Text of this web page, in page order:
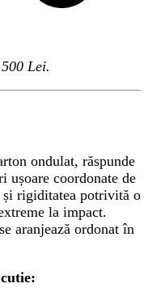
Lei.
ondulat, răspunde
coordonate de
și rigiditatea potrivită o
la impact.
aranjează ordonat în